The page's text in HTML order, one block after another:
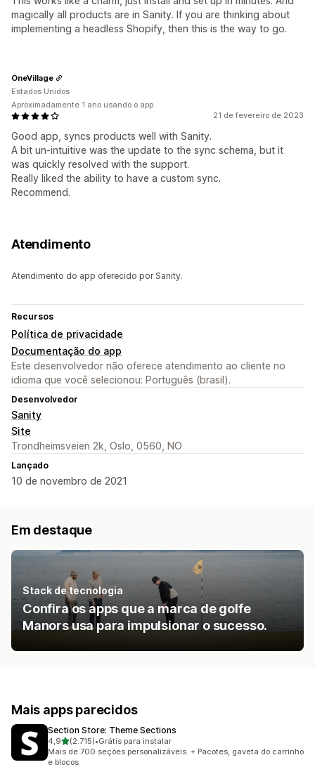
magically all products are in Sanity. If you are thinking about
implementing a headless Shopify, then this is the way to go.
21 de fevereiro de 2023
Good app, syncs products well with Sanity.
A bit un-intuitive was the update to the sync schema, but it
was quickly resolved with the support.
Really liked the ability to have a custom sync.
Recommend.
OneVillage
Estados Unidos
Aproximadamente 1 ano usando o app
Atendimento
Atendimento do app oferecido por Sanity.
Recursos
Política de privacidade
Documentação do app
Este desenvolvedor não oferece atendimento ao cliente no
idioma que você selecionou: Português (brasil).
Desenvolvedor
Sanity
Site
Trondheimsveien 2k, Oslo, 0560, NO
Lançado
10 de novembro de 2021
Em destaque
Stack de tecnologia
Confira os apps que a marca de golfe
Manors usa para impulsionar o sucesso.
Mais apps parecidos
Section Store: Theme Sections
4,9de 5 estrelas
(2.715)
2715 avaliações ao todo
•Grátis para instalar
Mais de 700 seções personalizáveis. + Pacotes, gaveta do carrinho
e blocos